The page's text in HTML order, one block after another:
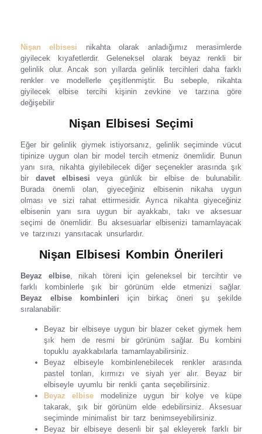
Nişan elbisesi nikahta olarak anladığımız merasimlerde
giyilecek kıyafetlerdir.
Geleneksel olarak beyaz renkli bir
gelinlik olur. Ancak son yıllarda gelinlik tercihleri daha farklı
renkler ve modellerle çeşitlenmiştir. Bu sebeple, nikahta
giyilecek elbise tercihi kişinin zevkine ve tarzına göre
değişebilir
Nişan Elbisesi Seçimi
Eğer bir gelinlik giymek istiyorsanız, gelinlik seçiminde vücut
tipinize uygun olan bir model tercih etmeniz önemlidir. Bunun
yanı sıra, nikahta giyilebilecek diğer seçenekler arasında şık
bir davet elbisesi veya günlük bir elbise de bulunabilir.
Burada önemli olan, giyeceğiniz elbisenin nikaha uygun
olması ve sizi rahat ettirmesidir. Ayrıca nikahta giyeceğiniz
elbisenin yanı sıra uygun bir ayakkabı, takı ve aksesuar
seçimi de önemlidir. Bu aksesuarlar elbisenizi tamamlayacak
ve tarzınızı yansıtacak unsurlardır.
Nişan Elbisesi Kombin Önerileri
Beyaz elbise, nikah töreni için geleneksel bir tercihtir ve
farklı kombinlerle şık bir görünüm elde etmenizi sağlar.
Beyaz elbise kombinleri için birkaç öneri şu şekilde
sıralanabilir:
Beyaz bir elbiseye uygun bir blazer ceket giymek hem
şık hem de resmi bir görünüm sağlar. Bu kombini
topuklu ayakkabılarla tamamlayabilirsiniz.
Beyaz elbiseyle kombinlenebilecek renkler arasında
pastel tonları, kırmızı ve siyah yer alır. Beyaz bir
elbiseyle uyumlu bir renkli çanta seçebilirsiniz.
Beyaz elbise modelinize uygun bir kolye ve küpe
takarak, şık bir görünüm elde edebilirsiniz. Aksesuar
seçiminde minimalist bir tarz benimseyebilirsiniz.
Beyaz bir elbiseye desenli bir şal ekleyerek farklı bir